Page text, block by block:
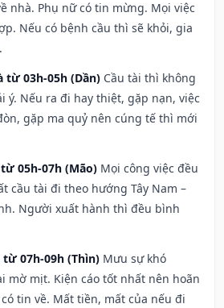
nhà. Phụ nữ có tin mừng. Mọi việc
Nếu có bệnh cầu thì sẽ khỏi, gia
từ 03h-05h (Dần) Cầu tài thì không
ý. Nếu ra đi hay thiệt, gặp nạn, việc
gặp ma quỷ nên cúng tế thì mới
05h-07h (Mão) Mọi công việc đều
cầu tài đi theo hướng Tây Nam –
Người xuất hành thì đều bình
từ 07h-09h (Thìn) Mưu sự khó
mờ mịt. Kiện cáo tốt nhất nên hoãn
tin về. Mất tiền, mất của nếu đi